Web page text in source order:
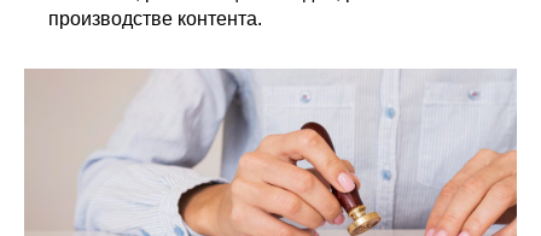
производстве контента.